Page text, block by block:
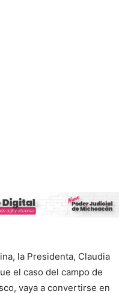
la Presidenta, Claudia
el caso del campo de
vaya a convertirse en